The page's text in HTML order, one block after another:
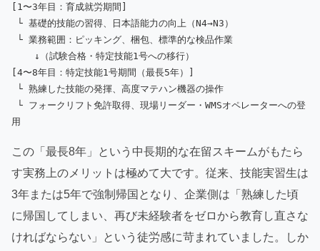
[1〜3年目：育成就労期間]
[4〜8年目：特定技能1号期間（最長5年）]
この「最長8年」という中長期的な在留スキームがもたら
す実務上のメリットは極めて大です。従来、技能実習生は
3年または5年で強制帰国となり、企業側は「熟練した頃
に帰国してしまい、再び未経験者をゼロから教育し直さな
ければならない」という徒労感に苛まれていました。しか